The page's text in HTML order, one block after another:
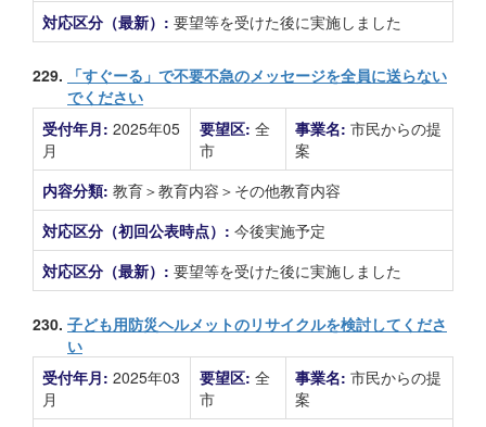
対応区分（最新）: 要望等を受けた後に実施しました
229.
「すぐーる」で不要不急のメッセージを全員に送らない
でください
受付年月: 2025年05
月
要望区: 全
市
事業名: 市民からの提
案
内容分類: 教育＞教育内容＞その他教育内容
対応区分（初回公表時点）: 今後実施予定
対応区分（最新）: 要望等を受けた後に実施しました
230. 子ども用防災ヘルメットのリサイクルを検討してくださ
い
受付年月: 2025年03
月
要望区: 全
市
事業名: 市民からの提
案